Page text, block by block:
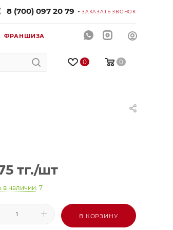
8 (700) 097 20 79 ЗАКАЗАТЬ ЗВОНОК
ФРАНШИЗА
0 0
тг./шт
в наличии: 7
В КОРЗИНУ